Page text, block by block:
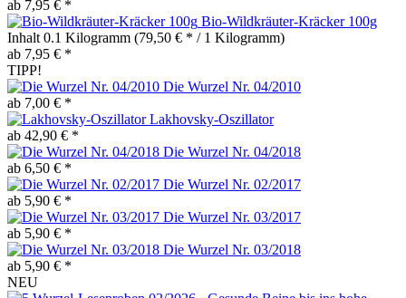
ab 7,95 € *
Bio-Wildkräuter-Kräcker 100g
Inhalt 0.1 Kilogramm (79,50 € * / 1 Kilogramm)
ab 7,95 € *
TIPP!
Die Wurzel Nr. 04/2010
ab 7,00 € *
Lakhovsky-Oszillator
ab 42,90 € *
Die Wurzel Nr. 04/2018
ab 6,50 € *
Die Wurzel Nr. 02/2017
ab 5,90 € *
Die Wurzel Nr. 03/2017
ab 5,90 € *
Die Wurzel Nr. 03/2018
ab 5,90 € *
NEU